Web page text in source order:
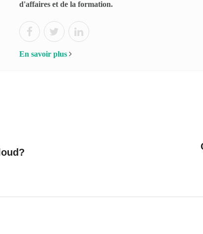
d'affaires et de la formation.
En savoir plus